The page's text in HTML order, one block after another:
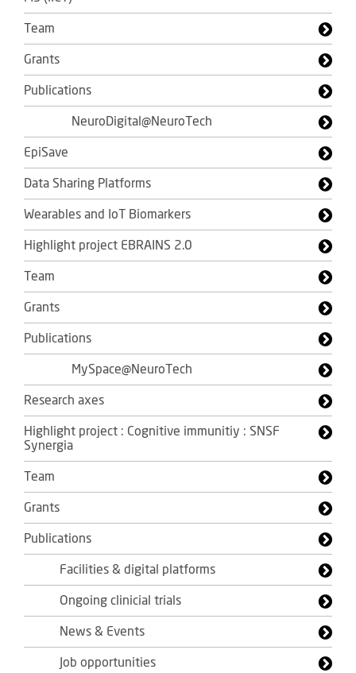
Team
Grants
Publications
NeuroDigital@NeuroTech
EpiSave
Data Sharing Platforms
Wearables and IoT Biomarkers
Highlight project EBRAINS 2.0
Team
Grants
Publications
MySpace@NeuroTech
Research axes
Highlight project : Cognitive immunitiy : SNSF
Synergia
Team
Grants
Publications
Facilities & digital platforms
Ongoing clinicial trials
News & Events
Job opportunities